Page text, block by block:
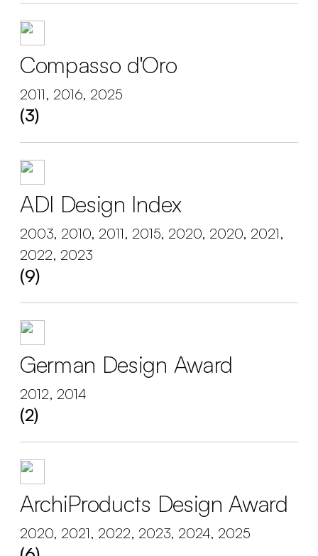
Compasso d'Oro
2011, 2016, 2025
(3)
ADI Design Index
2003, 2010, 2011, 2015, 2020, 2020, 2021,
2022, 2023
(9)
German Design Award
2012, 2014
(2)
ArchiProducts Design Award
2020, 2021, 2022, 2023, 2024, 2025